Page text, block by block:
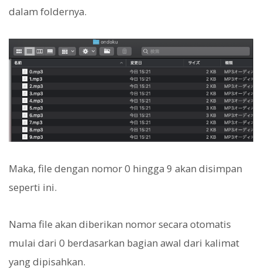
dalam foldernya.
Maka, file dengan nomor 0 hingga 9 akan disimpan
seperti ini.
Nama file akan diberikan nomor secara otomatis
mulai dari 0 berdasarkan bagian awal dari kalimat
yang dipisahkan.